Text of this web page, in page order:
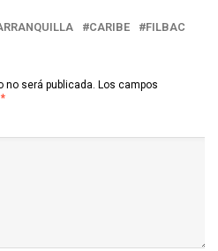
CARIBE
FILBAC
será publicada. Los campos
*